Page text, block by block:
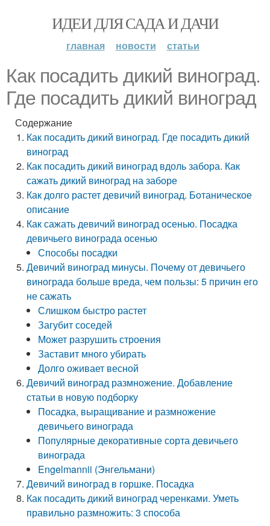
ИДЕИ ДЛЯ САДА И ДАЧИ
главная новости статьи
Как посадить дикий виноград.
Где посадить дикий виноград
Содержание
Как посадить дикий виноград. Где посадить дикий
виноград
Как посадить дикий виноград вдоль забора. Как
сажать дикий виноград на заборе
Как долго растет девичий виноград. Ботаническое
описание
Как сажать девичий виноград осенью. Посадка
девичьего винограда осенью
Способы посадки
Девичий виноград минусы. Почему от девичьего
винограда больше вреда, чем пользы: 5 причин его
не сажать
Слишком быстро растет
Загубит соседей
Может разрушить строения
Заставит много убирать
Долго оживает весной
Девичий виноград размножение. Добавление
статьи в новую подборку
Посадка, выращивание и размножение
девичьего винограда
Популярные декоративные сорта девичьего
винограда
Engelmannii (Энгельмани)
Девичий виноград в горшке. Посадка
Как посадить дикий виноград черенками. Уметь
правильно размножить: 3 способа